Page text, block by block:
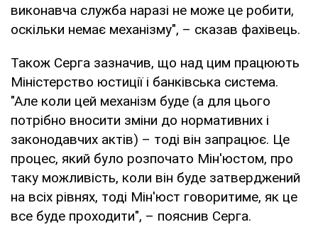
виконавча служба наразі не може це робити,
оскільки немає механізму", – сказав фахівець.
Також Серга зазначив, що над цим працюють
Міністерство юстиції і банківська система.
"Але коли цей механізм буде (а для цього
потрібно вносити зміни до нормативних і
законодавчих актів) – тоді він запрацює. Це
процес, який було розпочато Мін'юстом, про
таку можливість, коли він буде затверджений
на всіх рівнях, тоді Мін'юст говоритиме, як це
все буде проходити", – пояснив Серга.